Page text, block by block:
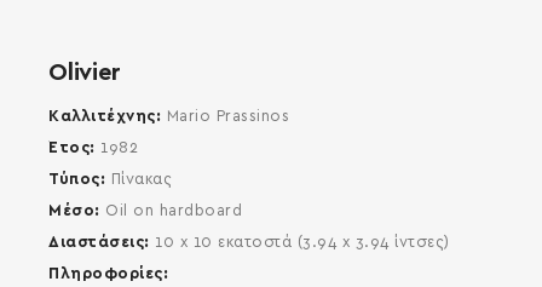
Olivier
Καλλιτέχνης
Mario Prassinos
Έτος
1982
Τύπος
Πίνακας
Μέσο
Oil on hardboard
Διαστάσεις
10 x 10 εκατοστά (3.94 x 3.94 ίντσες)
Πληροφορίες